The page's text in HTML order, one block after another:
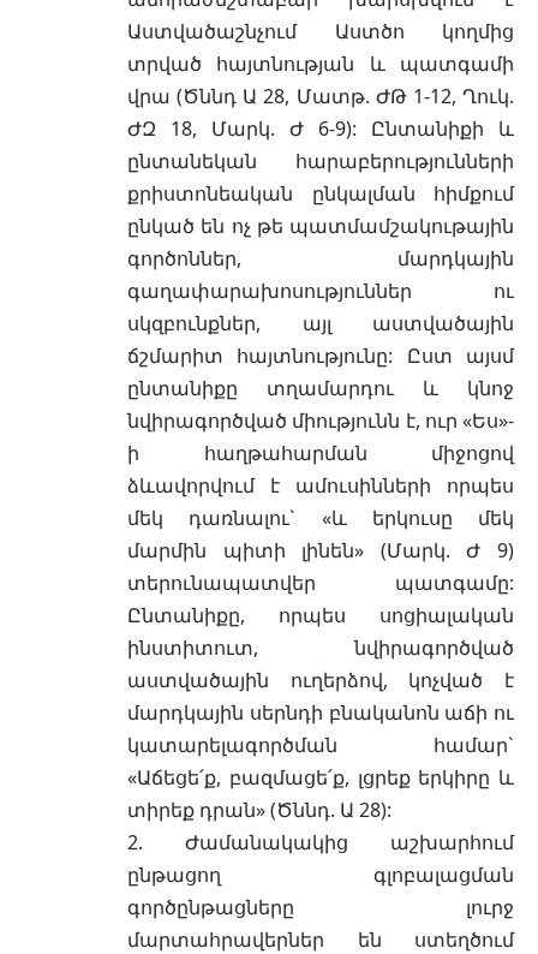
Աստվածաշնչում Աստծո կողմից
տրված հայտնության և պատգամի
վրա (Ծննդ Ա 28, Մատթ. ԺԹ 1-12, Ղուկ.
ԺԶ 18, Մարկ. Ժ 6-9): Ընտանիքի և
ընտանեկան հարաբերությունների
քրիստոնեական ընկալման հիմքում
ընկած են ոչ թե պատմամշակութային
գործոններ, մարդկային
գաղափարախոսություններ ու
սկզբունքներ, այլ աստվածային
ճշմարիտ հայտնությունը: Ըստ այսմ
ընտանիքը տղամարդու և կնոջ
նվիրագործված միությունն է, ուր «Ես»-
ի հաղթահարման միջոցով
ձևավորվում է ամուսինների որպես
մեկ դառնալու` «և երկուսը մեկ
մարմին պիտի լինեն» (Մարկ. Ժ 9)
տերունապատվեր պատգամը:
Ընտանիքը, որպես սոցիալական
ինստիտուտ, նվիրագործված
աստվածային ուղերձով, կոչված է
մարդկային սերնդի բնականոն աճի ու
կատարելագործման համար`
«Աճեցե՛ք, բազմացե՛ք, լցրեք երկիրը և
տիրեք դրան» (Ծննդ. Ա 28):
2. Ժամանակակից աշխարհում
ընթացող գլոբալացման
գործընթացները լուրջ
մարտահրավերներ են ստեղծում